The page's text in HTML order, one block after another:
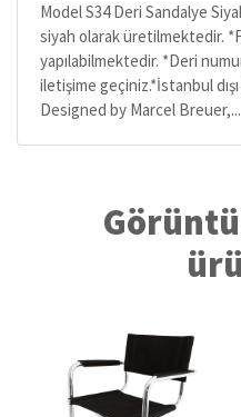
Model S34 Deri Sandalye
siyah olarak üretilmektedir.
yapılabilmektedir. *Deri
iletişime geçiniz.*İstanbul
Designed by Marcel Breuer,...